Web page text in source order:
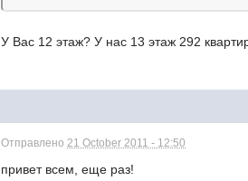
У Вас 12 этаж? У нас 13 этаж 292
Отправлено21 October 2011 - 12:50
привет всем, еще раз!